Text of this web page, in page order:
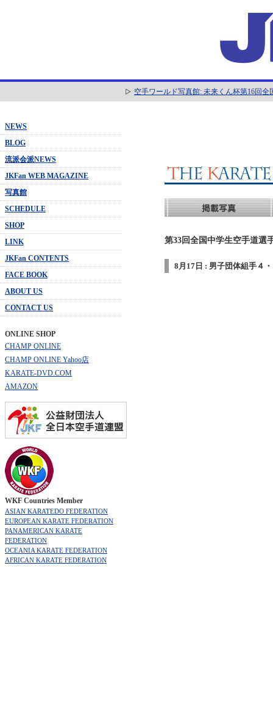
空手ワールド写真館: 未来くん杯第16回
NEWS
BLOG
流派会派NEWS
JKFan WEB MAGAZINE
写真館
SCHEDULE
SHOP
LINK
JKFan CONTENTS
FACE BOOK
ABOUT US
CONTACT US
ONLINE SHOP
CHAMP ONLINE
CHAMP ONLINE Yahoo店
KARATE-DVD.COM
AMAZON
WKF Countries Member
ASIAN KARATEDO FEDERATION
EUROPEAN KARATE FEDERATION
PANAMERICAN KARATE
FEDERATION
OCEANIA KARATE FEDERATION
AFRICAN KARATE FEDERATION
第33回全国中学生空手道選
8月17日 : 男子団体組手４